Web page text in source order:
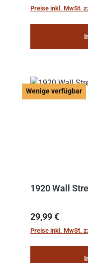
work: “Le
Preise inkl. MwSt.
Wenige verfügbar
1920 Wall
Regulärer Preis:
29,99 €
Preise inkl. MwSt.